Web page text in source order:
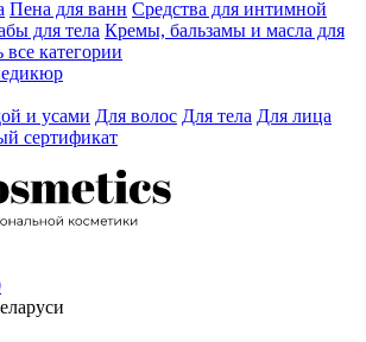
Пена для ванн Средства для интимной
для тела Кремы, бальзамы и масла для
все категории
и усами Для волос Для тела Для лица
сертификат